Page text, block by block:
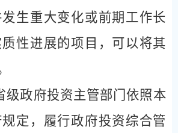
生重大变化或前期工作长
性进展的项目，可以将其
级政府投资主管部门依照本
定，履行政府投资综合管